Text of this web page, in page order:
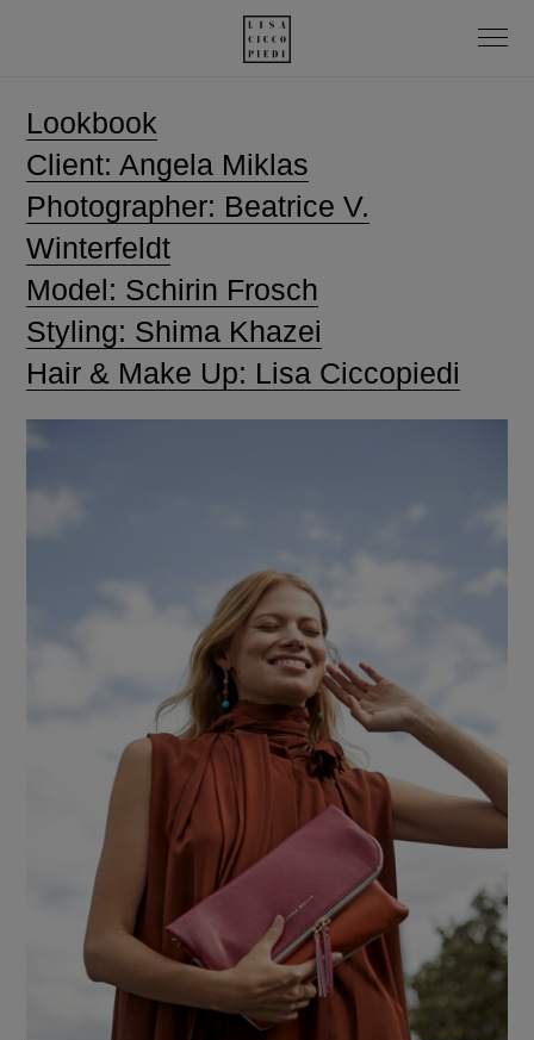
Lookbook
Client: Angela Miklas
Photographer: Beatrice V.
Winterfeldt
Model: Schirin Frosch
Styling: Shima Khazei
Hair & Make Up: Lisa Ciccopiedi